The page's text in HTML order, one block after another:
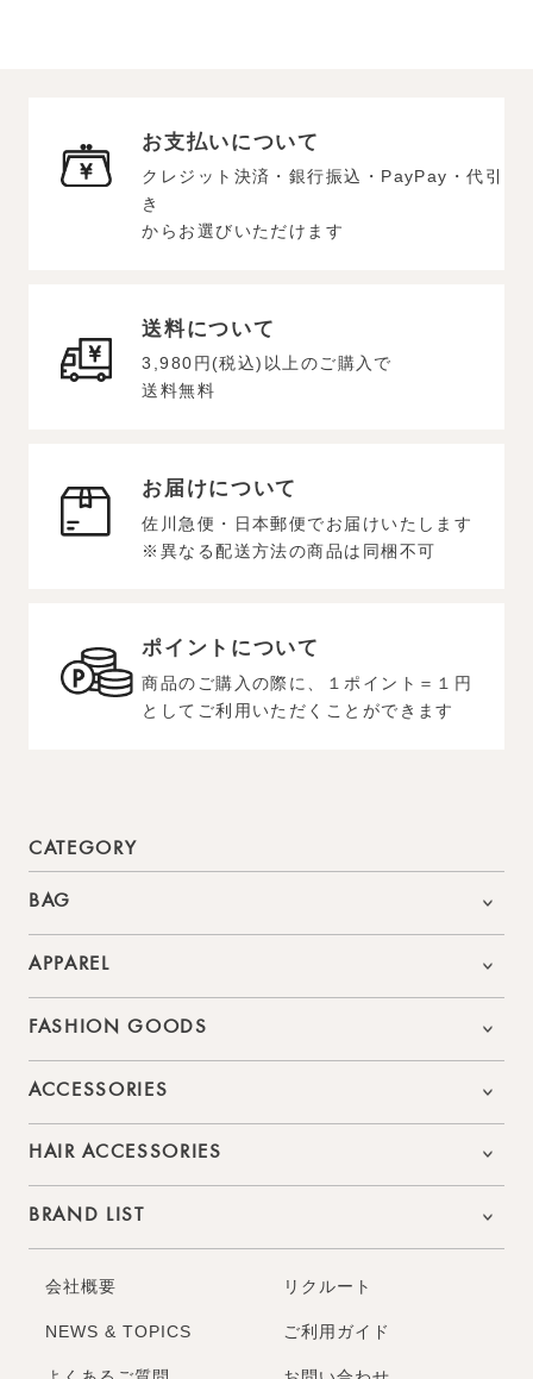
お支払いについて
クレジット決済・銀行振込・PayPay・代引
き
からお選びいただけます
送料について
3,980円(税込)以上のご購入で
送料無料
お届けについて
佐川急便・日本郵便でお届けいたします
※異なる配送方法の商品は同梱不可
ポイントについて
商品のご購入の際に、１ポイント＝１円
としてご利用いただくことができます
CATEGORY
BAG
APPAREL
FASHION GOODS
ACCESSORIES
HAIR ACCESSORIES
BRAND LIST
会社概要 リクルート
NEWS & TOPICS ご利用ガイド